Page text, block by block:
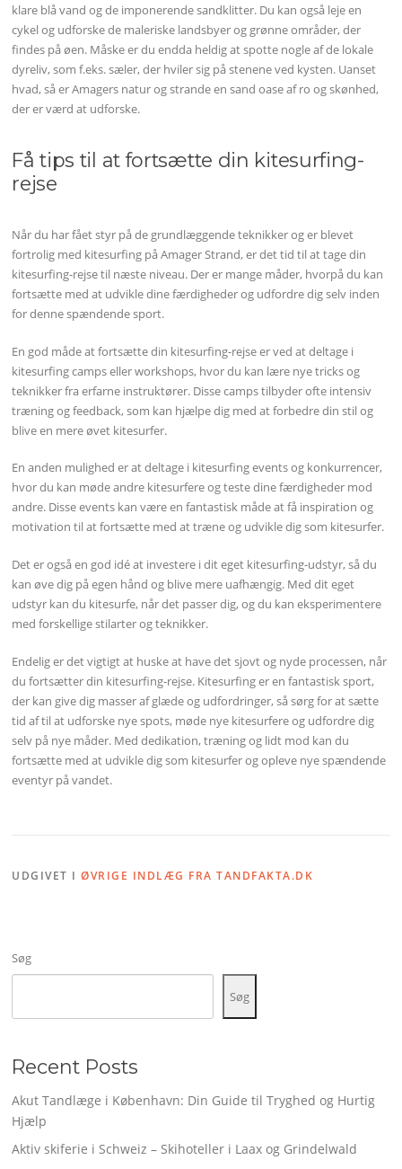
klare blå vand og de imponerende sandklitter. Du kan også leje en
cykel og udforske de maleriske landsbyer og grønne områder, der
findes på øen. Måske er du endda heldig at spotte nogle af de lokale
dyreliv, som f.eks. sæler, der hviler sig på stenene ved kysten. Uanset
hvad, så er Amagers natur og strande en sand oase af ro og skønhed,
der er værd at udforske.
Få tips til at fortsætte din kitesurfing-
rejse
Når du har fået styr på de grundlæggende teknikker og er blevet
fortrolig med kitesurfing på Amager Strand, er det tid til at tage din
kitesurfing-rejse til næste niveau. Der er mange måder, hvorpå du kan
fortsætte med at udvikle dine færdigheder og udfordre dig selv inden
for denne spændende sport.
En god måde at fortsætte din kitesurfing-rejse er ved at deltage i
kitesurfing camps eller workshops, hvor du kan lære nye tricks og
teknikker fra erfarne instruktører. Disse camps tilbyder ofte intensiv
træning og feedback, som kan hjælpe dig med at forbedre din stil og
blive en mere øvet kitesurfer.
En anden mulighed er at deltage i kitesurfing events og konkurrencer,
hvor du kan møde andre kitesurfere og teste dine færdigheder mod
andre. Disse events kan være en fantastisk måde at få inspiration og
motivation til at fortsætte med at træne og udvikle dig som kitesurfer.
Det er også en god idé at investere i dit eget kitesurfing-udstyr, så du
kan øve dig på egen hånd og blive mere uafhængig. Med dit eget
udstyr kan du kitesurfe, når det passer dig, og du kan eksperimentere
med forskellige stilarter og teknikker.
Endelig er det vigtigt at huske at have det sjovt og nyde processen, når
du fortsætter din kitesurfing-rejse. Kitesurfing er en fantastisk sport,
der kan give dig masser af glæde og udfordringer, så sørg for at sætte
tid af til at udforske nye spots, møde nye kitesurfere og udfordre dig
selv på nye måder. Med dedikation, træning og lidt mod kan du
fortsætte med at udvikle dig som kitesurfer og opleve nye spændende
eventyr på vandet.
UDGIVET IØVRIGE INDLÆG FRA TANDFAKTA.DK
Søg
Søg
Recent Posts
Akut Tandlæge i København: Din Guide til Tryghed og Hurtig
Hjælp
Aktiv skiferie i Schweiz – Skihoteller i Laax og Grindelwald